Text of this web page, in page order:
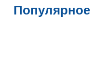
Популярное